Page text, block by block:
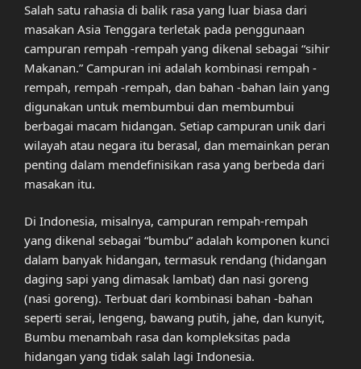
Salah satu rahasia di balik rasa yang luar biasa dari
masakan Asia Tenggara terletak pada penggunaan
campuran rempah -rempah yang dikenal sebagai “sihir
Makanan.” Campuran ini adalah kombinasi rempah -
rempah, rempah -rempah, dan bahan -bahan lain yang
digunakan untuk membumbui dan membumbui
berbagai macam hidangan. Setiap campuran unik dari
wilayah atau negara itu berasal, dan memainkan peran
penting dalam mendefinisikan rasa yang berbeda dari
masakan itu.
Di Indonesia, misalnya, campuran rempah-rempah
yang dikenal sebagai “bumbu” adalah komponen kunci
dalam banyak hidangan, termasuk rendang (hidangan
daging sapi yang dimasak lambat) dan nasi goreng
(nasi goreng). Terbuat dari kombinasi bahan -bahan
seperti serai, lengeng, bawang putih, jahe, dan kunyit,
Bumbu menambah rasa dan kompleksitas pada
hidangan yang tidak salah lagi Indonesia.